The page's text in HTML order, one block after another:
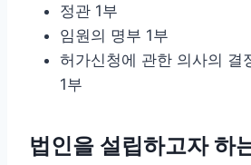
정관 1부
임원의 명부 1부
허가신청에 관한 의사의 결
1부
법인을 설립하고자 하